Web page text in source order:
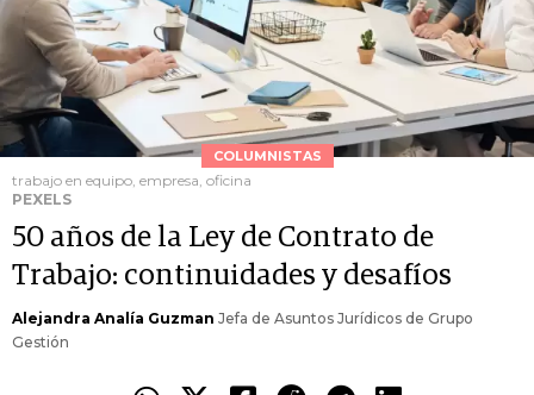
COLUMNISTAS
trabajo en equipo, empresa, oficina
PEXELS
50 años de la Ley de Contrato de
Trabajo: continuidades y desafíos
Alejandra Analía Guzman Jefa de Asuntos Jurídicos de Grupo
Gestión